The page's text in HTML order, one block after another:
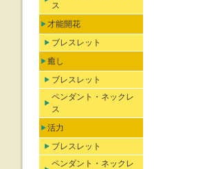
ス
才能開花
ブレスレット
癒し
ブレスレット
ペンダント・ネックレ
ス
活力
ブレスレット
ペンダント・ネックレ